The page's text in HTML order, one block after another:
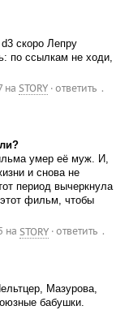
скоро Лепру
по ссылкам не ходи,
на STORY · ответить .
умер её муж. И,
и снова не
период вычеркнула
фильм, чтобы
на STORY · ответить .
Мазурова,
бабушки.